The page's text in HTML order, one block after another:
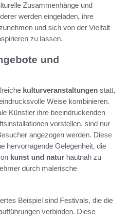
Zusammenhänge und
werden eingeladen, ihre
und sich von der Vielfalt
zu lassen.
und
kulturveranstaltungen statt,
Weise kombinieren.
Künstler ihre beeindruckenden
vorstellen, sind nur
angezogen werden. Diese
hervorragende Gelegenheit, die
kunst und natur hautnah zu
durch malerische
Beispiel sind Festivals, die die
verbinden. Diese